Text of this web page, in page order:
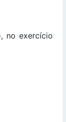
no exercício